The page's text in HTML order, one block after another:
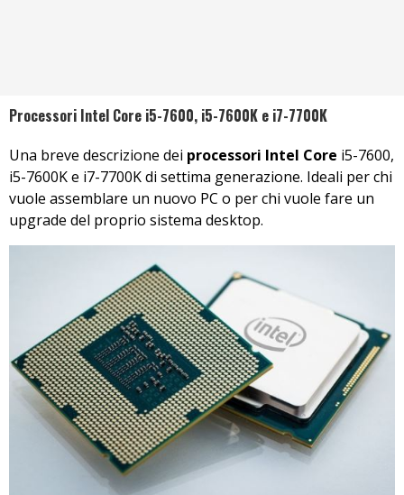
Processori Intel Core i5-7600, i5-7600K e i7-7700K
Una breve descrizione dei processori Intel Core i5-7600,
i5-7600K e i7-7700K di settima generazione. Ideali per chi
vuole assemblare un nuovo PC o per chi vuole fare un
upgrade del proprio sistema desktop.